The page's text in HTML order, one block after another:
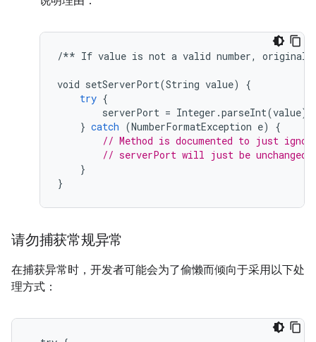
/** If value is not a valid number, original
void setServerPort(String value)
{
try {
serverPort = Integer .parseInt(value);
} catch (NumberFormatException e)
{
// Method is documented to just
// serverPort will just be unchanged.
}
}
请勿捕获常规异常
在捕获异常时，开发者可能会为了偷懒而倾向于采用以下处
理方式：